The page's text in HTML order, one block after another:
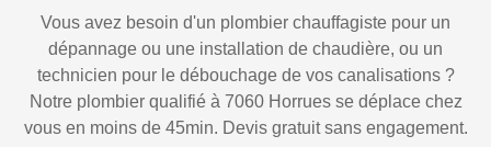
Vous avez besoin d'un plombier chauffagiste pour un
dépannage ou une installation de chaudière, ou un
technicien pour le débouchage de vos canalisations ?
Notre plombier qualifié à 7060 Horrues se déplace chez
vous en moins de 45min. Devis gratuit sans engagement.